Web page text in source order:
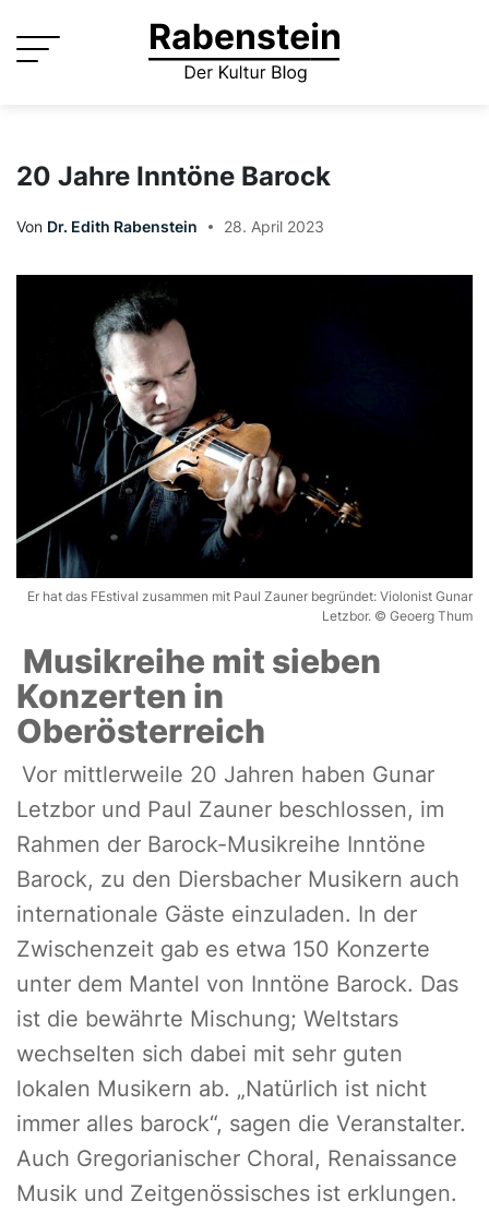
content
20 Jahre Inntöne Barock
Von Dr. Edith Rabenstein 28. April 2023
Er hat das FEstival zusammen mit Paul Zauner begründet: Violonist Gunar
Letzbor. © Geoerg Thum
Musikreihe mit sieben
Konzerten in
Oberösterreich
Vor mittlerweile 20 Jahren haben Gunar
Letzbor und Paul Zauner beschlossen, im
Rahmen der Barock-Musikreihe Inntöne
Barock, zu den Diersbacher Musikern auch
internationale Gäste einzuladen. In der
Zwischenzeit gab es etwa 150 Konzerte
unter dem Mantel von Inntöne Barock. Das
ist die bewährte Mischung; Weltstars
wechselten sich dabei mit sehr guten
lokalen Musikern ab. „Natürlich ist nicht
immer alles barock“, sagen die Veranstalter.
Auch Gregorianischer Choral, Renaissance
Musik und Zeitgenössisches ist erklungen.